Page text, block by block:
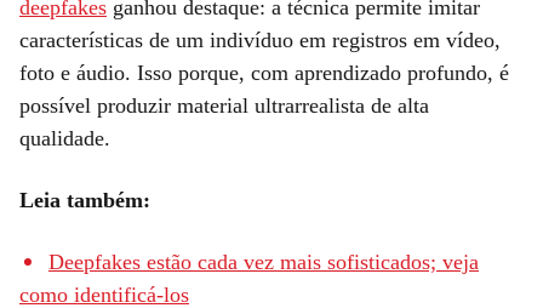
deepfakes ganhou destaque: a técnica permite imitar
características de um indivíduo em registros em vídeo,
foto e áudio. Isso porque, com aprendizado profundo, é
possível produzir material ultrarrealista de alta
qualidade.
Leia também:
Deepfakes estão cada vez mais sofisticados; veja
como identificá-los